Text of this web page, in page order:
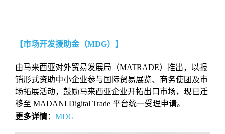
【市场开发援助金（MDG）】
由马来西亚对外贸易发展局（MATRADE）推出，以报
销形式资助中小企业参与国际贸易展览、商务使团及市
场拓展活动，鼓励马来西亚企业开拓出口市场，现已迁
移至 MADANI Digital Trade 平台统一受理申请。
更多详情： MDG